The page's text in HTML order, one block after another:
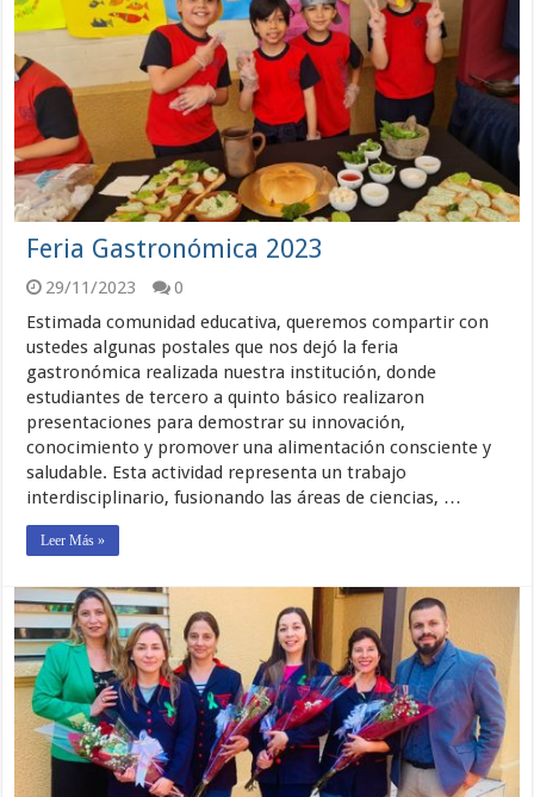
Feria Gastronómica 2023
29/11/2023
0
Estimada comunidad educativa, queremos compartir con
ustedes algunas postales que nos dejó la feria
gastronómica realizada nuestra institución, donde
estudiantes de tercero a quinto básico realizaron
presentaciones para demostrar su innovación,
conocimiento y promover una alimentación consciente y
saludable. Esta actividad representa un trabajo
interdisciplinario, fusionando las áreas de ciencias, …
Leer Más »